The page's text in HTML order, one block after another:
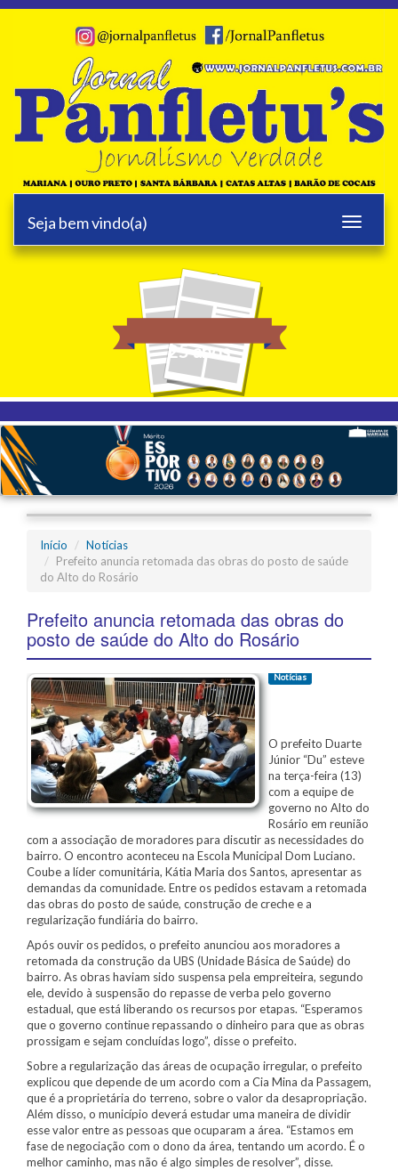
Toggle
Seja bem vindo(a)
25 anos
Início
Notícias
Prefeito anuncia retomada das obras do posto de saúde
do Alto do Rosário
Prefeito anuncia retomada das obras do
posto de saúde do Alto do Rosário
Notícias
O prefeito Duarte
Júnior “Du” esteve
na terça-feira (13)
com a equipe de
governo no Alto do
Rosário em reunião
com a associação de moradores para discutir as necessidades do
bairro. O encontro aconteceu na Escola Municipal Dom Luciano.
Coube a líder comunitária, Kátia Maria dos Santos, apresentar as
demandas da comunidade. Entre os pedidos estavam a retomada
das obras do posto de saúde, construção de creche e a
regularização fundiária do bairro.
Após ouvir os pedidos, o prefeito anunciou aos moradores a
retomada da construção da UBS (Unidade Básica de Saúde) do
bairro. As obras haviam sido suspensa pela empreiteira, segundo
ele, devido à suspensão do repasse de verba pelo governo
estadual, que está liberando os recursos por etapas. “Esperamos
que o governo continue repassando o dinheiro para que as obras
prossigam e sejam concluídas logo”, disse o prefeito.
Sobre a regularização das áreas de ocupação irregular, o prefeito
explicou que depende de um acordo com a Cia Mina da Passagem,
que é a proprietária do terreno, sobre o valor da desapropriação.
Além disso, o município deverá estudar uma maneira de dividir
esse valor entre as pessoas que ocuparam a área. “Estamos em
fase de negociação com o dono da área, tentando um acordo. É o
melhor caminho, mas não é algo simples de resolver”, disse.